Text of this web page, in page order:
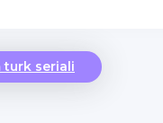
turk seriali